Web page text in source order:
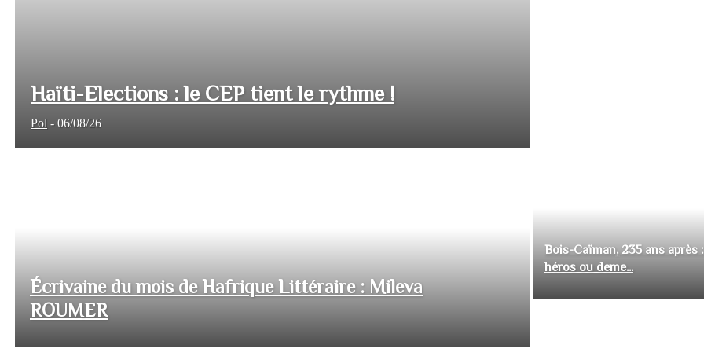
Haïti-Elections : le CEP tient le rythme !
Pol - 06/08/26
Écrivaine du mois de Hafrique Littéraire : Mileva
ROUMER
Bois-Caïman, 235 ans après
héros ou deme...